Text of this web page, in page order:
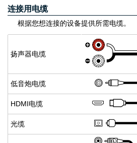
连接用电缆
根据您想连接的设备提供所需电缆。
扬声器电缆
低音炮电缆
HDMI电缆
光缆